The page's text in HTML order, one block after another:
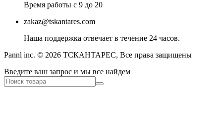
Время работы с 9 до 20
zakaz@tskantares.com
Наша поддержка отвечает в течение 24 часов.
Pannl inc. © 2026 ТСКАНТАРЕС, Все права защищены
Введите ваш запрос и мы все найдем